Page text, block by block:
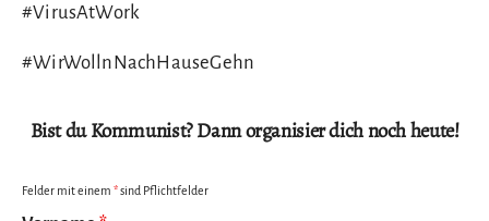
#VirusAtWork
#WirWollnNachHauseGehn
Bist du Kommunist? Dann organisier dich noch heute!
Felder mit einem *sind Pflichtfelder